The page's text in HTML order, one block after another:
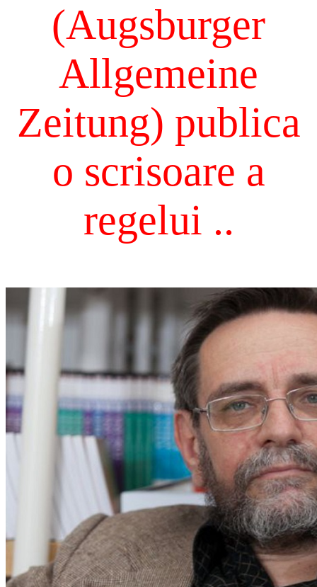
(Augsburger
Allgemeine
Zeitung) publica
o scrisoare a
regelui ..